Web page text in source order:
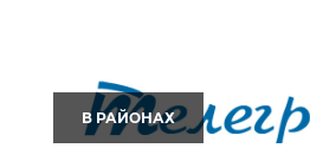
В РАЙОНАХ